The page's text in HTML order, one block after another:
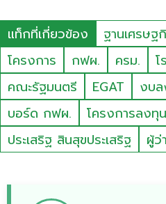
แท็กที่เกี่ยวข้อง ฐานเศรษฐ
โครงการ
กฟผ. ครม. โ
คณะรัฐมนตรี
EGAT งบ
บอร์ด กฟผ.
โครงการลงทุน
ประเสริฐ สินสุขประเสริฐ
ผู้ว่